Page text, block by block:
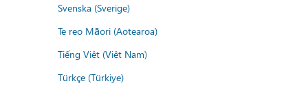
Svenska (Sverige)
Te reo Māori (Aotearoa)
Tiếng Việt (Việt Nam)
Türkçe (Türkiye)